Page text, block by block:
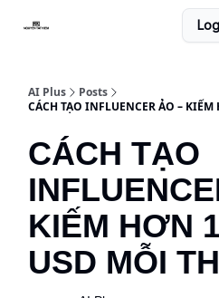
AI Plus
Posts
CÁCH TẠO INFLUENCER ẢO –
CÁCH TẠO
KIẾM HƠN
USD MỖI